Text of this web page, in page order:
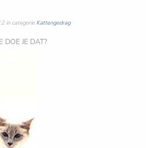
in categorie Kattengedrag
DOE JE DAT?